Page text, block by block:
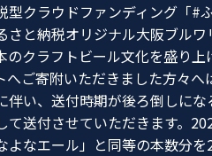
型クラウドファンディング「
さと納税オリジナル大阪ブル
のクラフトビール文化を盛り
ご寄附いただきました方々
伴い、送付時期が後ろ倒しに
て送付させていただきます。
なエール」と同等の本数分